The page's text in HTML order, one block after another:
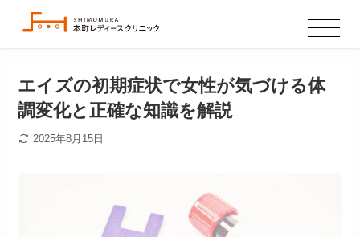
エイズの初期症状で女性が気づける体
調変化と正確な知識を解説
2025年8月15日